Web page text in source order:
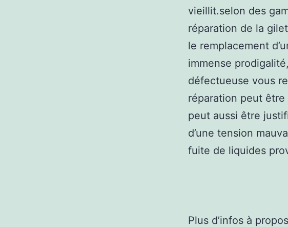
vieillit.selon des
réparation de la
le remplacement
immense
défectueuse vous
réparation peut
peut aussi être
d’une tension
fuite de liquides
Plus d’infos à